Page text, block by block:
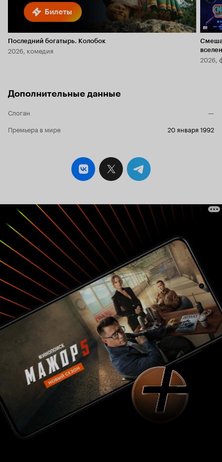
Билеты
Последний богатырь. Колобок
2026, комедия
2026,
Дополнительные данные
Слоган
—
Премьера в мире
20 января 1992